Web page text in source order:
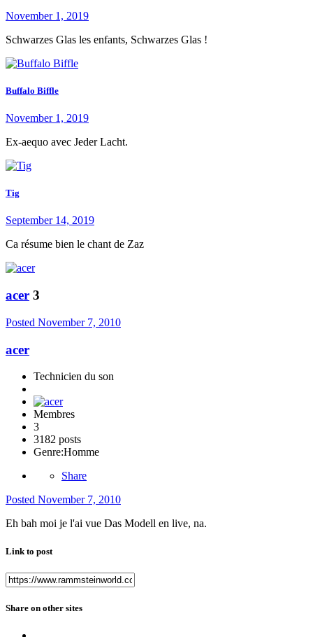
November 1, 2019
Schwarzes Glas les enfants, Schwarzes Glas !
Buffalo Biffle
November 1, 2019
Ex-aequo avec Jeder Lacht.
Tig
September 14, 2019
Ca résume bien le chant de Zaz
acer 3
Posted November 7, 2010
acer
Technicien du son
Membres
3
3182 posts
Genre:Homme
Share
Posted November 7, 2010
Eh bah moi je l'ai vue Das Modell en live, na.
Link to post
Share on other sites